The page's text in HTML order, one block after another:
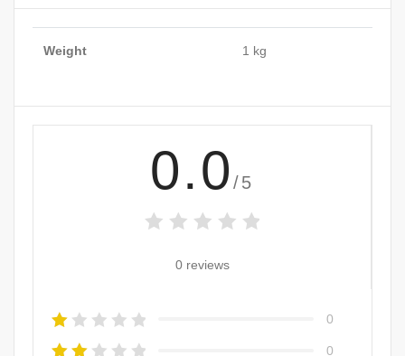
Weight 1 kg
0.0 /5
0 reviews
0
0